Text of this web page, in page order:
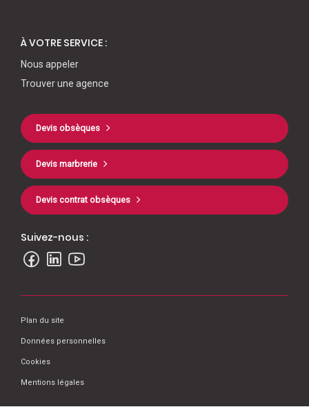
À VOTRE SERVICE :
Nous appeler
Trouver une agence
Devis obsèques
Devis marbrerie
Devis contrat obsèques
Suivez-nous :
Plan du site
Données personnelles
Cookies
Mentions légales